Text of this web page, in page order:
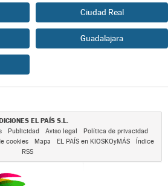
Ciudad Real
Guadalajara
EL PAÍS S.L.
Publicidad Aviso legal
Política de privacidad
cookies Mapa EL PAÍS en KIOSKOyMÁS
Índice
RSS